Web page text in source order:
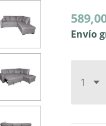
Envío